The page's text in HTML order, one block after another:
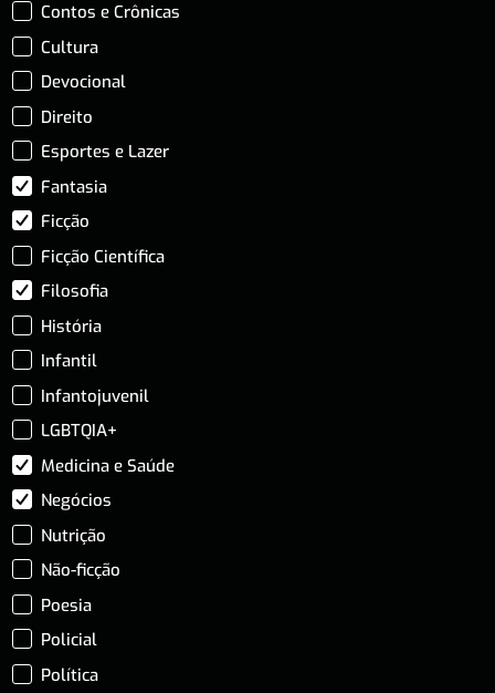
Contos e Crônicas
Cultura
Devocional
Direito
Esportes e Lazer
Fantasia
Ficção
Ficção Científica
Filosofia
História
Infantil
Infantojuvenil
LGBTQIA+
Medicina e Saúde
Negócios
Nutrição
Não-ficção
Poesia
Policial
Política